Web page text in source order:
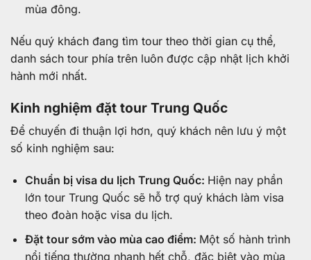
mùa đông.
Nếu quý khách đang tìm tour theo thời gian cụ thể,
danh sách tour phía trên luôn được cập nhật lịch khởi
hành mới nhất.
Kinh nghiệm đặt tour Trung Quốc
Để chuyến đi thuận lợi hơn, quý khách nên lưu ý một
số kinh nghiệm sau:
Chuẩn bị visa du lịch Trung Quốc: Hiện nay phần
lớn tour Trung Quốc sẽ hỗ trợ quý khách làm visa
theo đoàn hoặc visa du lịch.
Đặt tour sớm vào mùa cao điểm: Một số hành trình
nổi tiếng thường nhanh hết chỗ, đặc biệt vào mùa